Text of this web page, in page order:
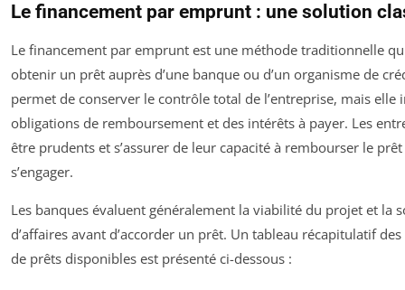
Le financement par emprunt : une solution
Le financement par emprunt est une méthode traditionnelle
obtenir un prêt auprès d’une banque ou d’un organisme de
permet de conserver le contrôle total de l’entreprise, mais elle
obligations de remboursement et des intérêts à payer. Les
être prudents et s’assurer de leur capacité à rembourser le
s’engager.
Les banques évaluent généralement la viabilité du projet et la
d’affaires avant d’accorder un prêt. Un tableau récapitulatif
de prêts disponibles est présenté ci-dessous :